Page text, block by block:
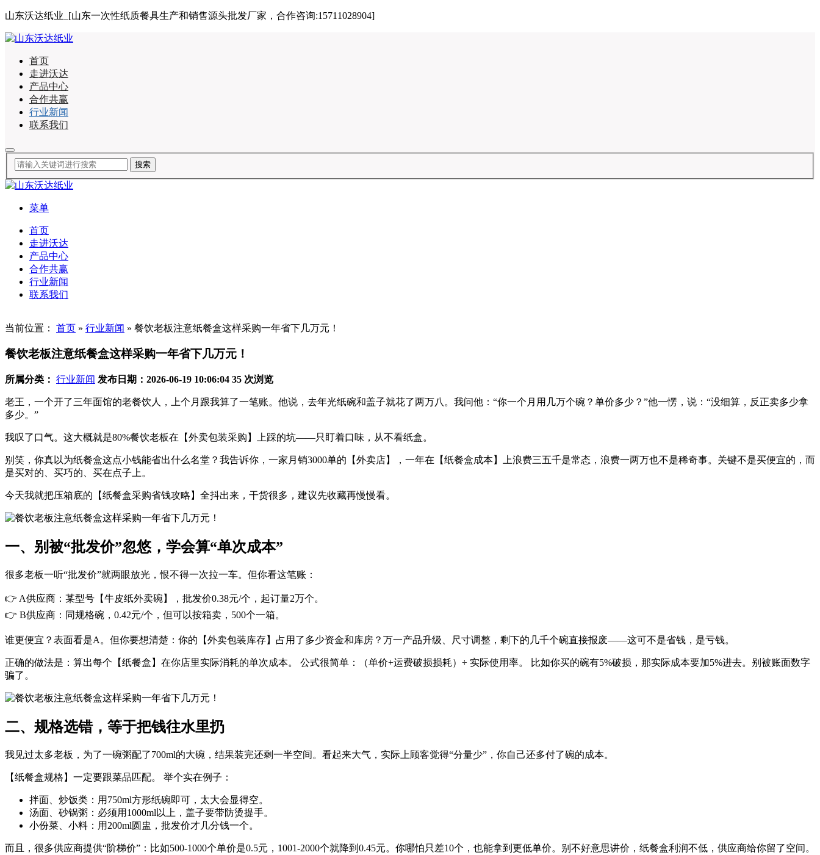
山东沃达纸业_[山东一次性纸质餐具生产和销售源头批发厂家，合作咨询:15711028904]
首页
走进沃达
产品中心
合作共赢
行业新闻
联系我们
菜单
首页
走进沃达
产品中心
合作共赢
行业新闻
联系我们
当前位置： 首页 » 行业新闻 » 餐饮老板注意纸餐盒这样采购一年省下几万元！
餐饮老板注意纸餐盒这样采购一年省下几万元！
所属分类： 行业新闻 发布日期：2026-06-19 10:06:04 35 次浏览
老王，一个开了三年面馆的老餐饮人，上个月跟我算了一笔账。他说，去年光纸碗和盖子就花了两万八。我问他：“你一个月用几万个碗？单价多少？”他一愣，说：“没细算，反正卖多少拿
多少。”
我叹了口气。这大概就是80%餐饮老板在【外卖包装采购】上踩的坑——只盯着口味，从不看纸盒。
别笑，你真以为纸餐盒这点小钱能省出什么名堂？我告诉你，一家月销3000单的【外卖店】，一年在【纸餐盒成本】上浪费三五千是常态，浪费一两万也不是稀奇事。关键不是买便宜的，而
是买对的、买巧的、买在点子上。
今天我就把压箱底的【纸餐盒采购省钱攻略】全抖出来，干货很多，建议先收藏再慢慢看。
一、别被“批发价”忽悠，学会算“单次成本”
很多老板一听“批发价”就两眼放光，恨不得一次拉一车。但你看这笔账：
👉 A供应商：某型号【牛皮纸外卖碗】，批发价0.38元/个，起订量2万个。
👉 B供应商：同规格碗，0.42元/个，但可以按箱卖，500个一箱。
谁更便宜？表面看是A。但你要想清楚：你的【外卖包装库存】占用了多少资金和库房？万一产品升级、尺寸调整，剩下的几千个碗直接报废——这可不是省钱，是亏钱。
正确的做法是：算出每个【纸餐盒】在你店里实际消耗的单次成本。 公式很简单：（单价+运费破损损耗）÷ 实际使用率。 比如你买的碗有5%破损，那实际成本要加5%进去。别被账面数字
骗了。
二、规格选错，等于把钱往水里扔
我见过太多老板，为了一碗粥配了700ml的大碗，结果装完还剩一半空间。看起来大气，实际上顾客觉得“分量少”，你自己还多付了碗的成本。
【纸餐盒规格】一定要跟菜品匹配。 举个实在例子：
拌面、炒饭类：用750ml方形纸碗即可，太大会显得空。
汤面、砂锅粥：必须用1000ml以上，盖子要带防烫提手。
小份菜、小料：用200ml圆盅，批发价才几分钱一个。
而且，很多供应商提供“阶梯价”：比如500-1000个单价是0.5元，1001-2000个就降到0.45元。你哪怕只差10个，也能拿到更低单价。别不好意思讲价，纸餐盒利润不低，供应商给你留了空间。